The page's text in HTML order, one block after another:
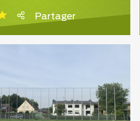
Partager